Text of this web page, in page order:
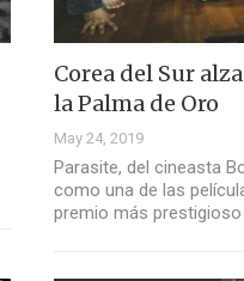
Corea del Sur
la Palma de Oro
May 24, 2019
Parasite, del cineasta
como una de las
premio más